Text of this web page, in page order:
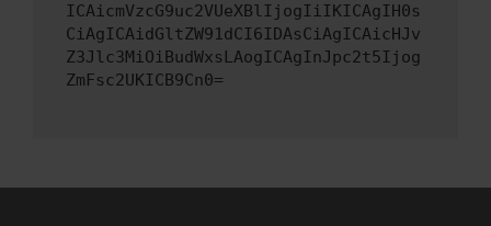
ICAicmVzcG9uc2VUeXBlIjogIiIKICAgIH0s
CiAgICAidGltZW91dCI6IDAsCiAgICAicHJv
Z3Jlc3MiOiBudWxsLAogICAgInJpc2t5Ijog
ZmFsc2UKICB9Cn0=